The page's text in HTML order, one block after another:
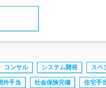
コンサル システム開発 スペ
外手当 社会保険完備 住宅手